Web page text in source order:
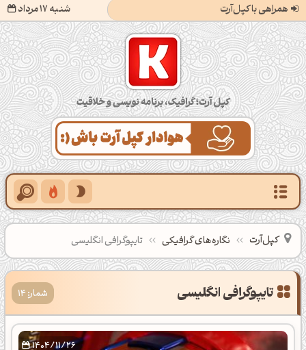
همراهی با کپل‌آرت شنبه 17 مرداد
کپل‌آرت؛ گرافیک، برنامه‌نویسی و خلاقیت
کپل‌آرت نگاره‌های گرافیکی تایپوگرافی انگلیسی
تایپوگرافی انگلیسی شمار: 14
1404/11/26